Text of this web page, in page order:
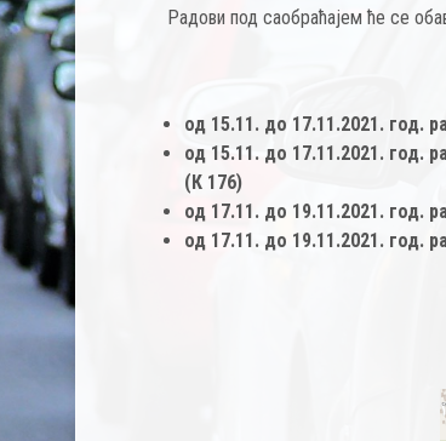
Радови под саобраћајем ће се
од 15.11. до 17.11.2021. год.
од 15.11. до 17.11.2021. год.
(К 176)
од 17.11. до 19.11.2021. год.
од 17.11. до 19.11.2021. год.